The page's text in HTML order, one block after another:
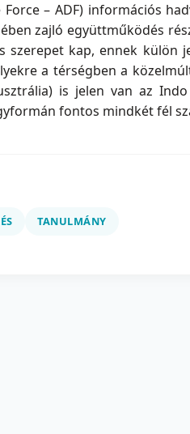
– ADF) információs
zajló együttműködés
szerepet kap, ennek
a térségben a
is jelen van az
fontos mindkét fél
TANULMÁNY